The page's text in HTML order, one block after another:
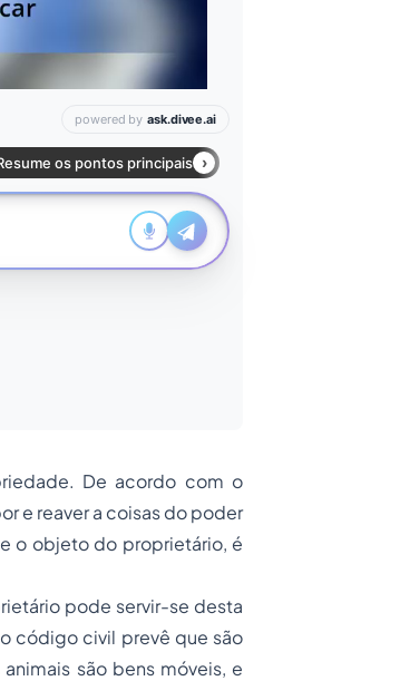
De acordo com o
e reaver a coisas do poder
o objeto do proprietário, é
pode servir-se desta
código civil prevê que são
são bens móveis, e